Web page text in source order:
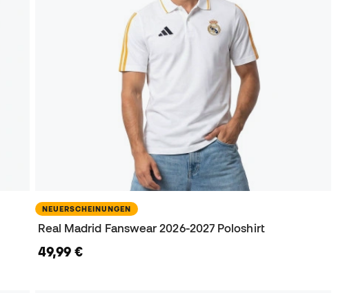
NEUERSCHEINUNGEN
Real Madrid Fanswear 2026-2027 Poloshirt
49,99 €